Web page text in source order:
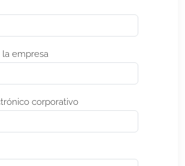
empresa
corporativo